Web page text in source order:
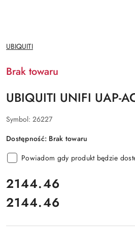
NAZWA
PRODUCENTA:
UBIQUITI
Brak towaru
UBIQUITI UNIFI UAP-
Symbol: 26227
Dostępność: Brak towaru
Powiadom gdy produkt będzie
cena:
2144.46
Cena:
2144.46